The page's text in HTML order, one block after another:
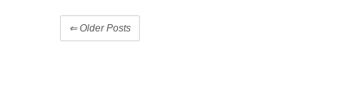
⇐Older Posts